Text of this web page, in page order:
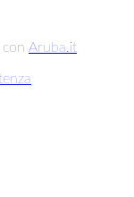
Aruba.it